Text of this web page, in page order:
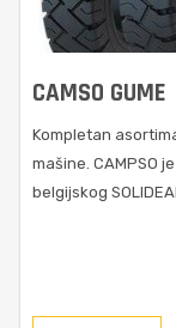
CAMSO GUME
Kompletan
mašine. CAMPSO
belgijskog